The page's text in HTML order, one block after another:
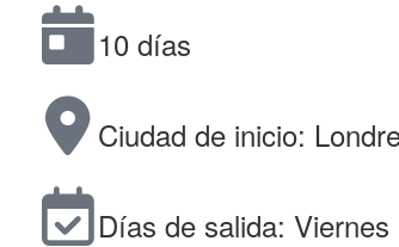
10 días
Ciudad de inicio:
Días de salida: Viernes